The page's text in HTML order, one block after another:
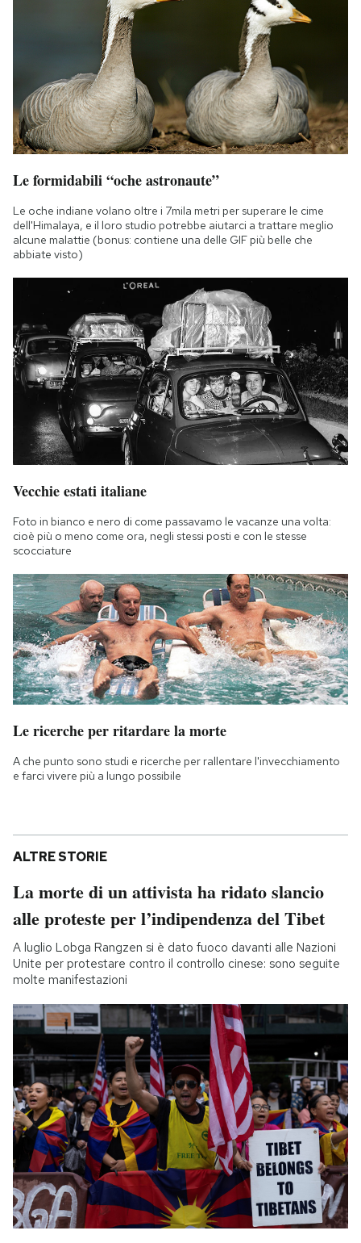
Le formidabili “oche astronaute”
Le oche indiane volano oltre i 7mila metri per superare le cime
dell'Himalaya, e il loro studio potrebbe aiutarci a trattare meglio
alcune malattie (bonus: contiene una delle GIF più belle che
abbiate visto)
Vecchie estati italiane
Foto in bianco e nero di come passavamo le vacanze una volta:
cioè più o meno come ora, negli stessi posti e con le stesse
scocciature
Le ricerche per ritardare la morte
A che punto sono studi e ricerche per rallentare l'invecchiamento
e farci vivere più a lungo possibile
ALTRE STORIE
La morte di un attivista ha ridato slancio
alle proteste per l’indipendenza del Tibet
A luglio Lobga Rangzen si è dato fuoco davanti alle Nazioni
Unite per protestare contro il controllo cinese: sono seguite
molte manifestazioni